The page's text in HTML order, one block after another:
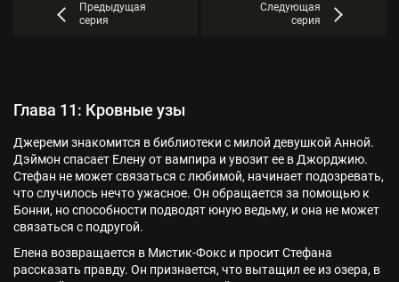
Предыдущая
серия
Следующая
серия
Глава 11: Кровные узы
Джереми знакомится в библиотеки с милой девушкой Анной.
Дэймон спасает Елену от вампира и увозит ее в Джорджию.
Стефан не может связаться с любимой, начинает подозревать,
что случилось нечто ужасное. Он обращается за помощью к
Бонни, но способности подводят юную ведьму, и она не может
связаться с подругой.
Елена возвращается в Мистик-Фокс и просит Стефана
рассказать правду. Он признается, что вытащил ее из озера, в